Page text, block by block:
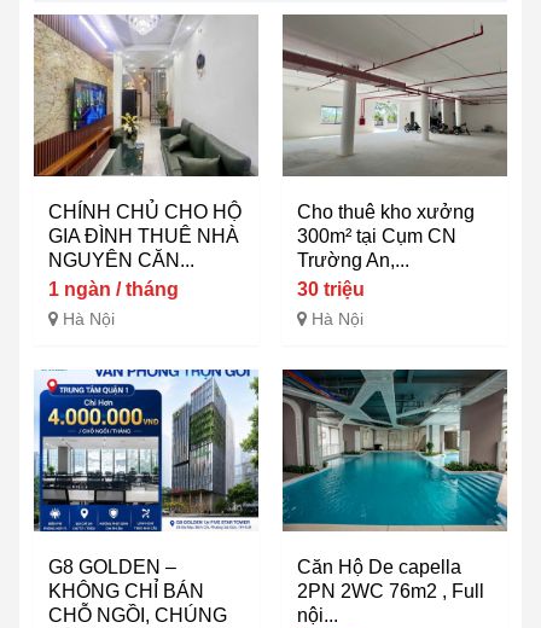
CHÍNH CHỦ CHO HỘ
GIA ĐÌNH THUÊ NHÀ
NGUYÊN CĂN...
1 ngàn / tháng
Hà Nội
Cho thuê kho xưởng
300m² tại Cụm CN
Trường An,...
30 triệu
Hà Nội
G8 GOLDEN –
KHÔNG CHỈ BÁN
CHỖ NGỒI, CHÚNG
Căn Hộ De capella
2PN 2WC 76m2 , Full
nội...